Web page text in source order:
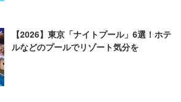
【2026】東京「ナイトプール」6選！ホテ
ルなどのプールでリゾート気分を